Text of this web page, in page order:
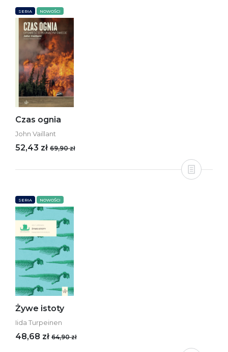
SERIA NOWOŚCI
Czas ognia
John Vaillant
52,43 zł 69,90 zł
SERIA NOWOŚCI
Żywe istoty
Iida Turpeinen
48,68 zł 64,90 zł